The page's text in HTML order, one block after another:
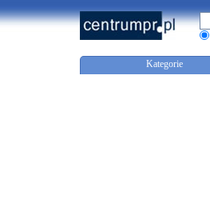
Kategorie